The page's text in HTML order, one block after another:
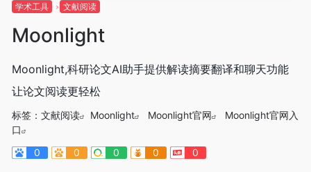
学术工具 文献阅读
Moonlight
Moonlight,科研论文AI助手提供解读摘要翻译和聊天功能
让论文阅读更轻松
标签： 文献阅读 Moonlight Moonlight官网
Moonlight官网入
口
0
0 0 0 0